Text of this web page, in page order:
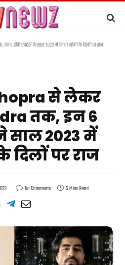
इन 6 टीवी एक्टर्स ने साल 2023 में किया लोगों के दिलों पर राज
से लेकर
तक, इन 6
साल 2023 में
दिलों पर राज
No Comments
5 Mins Read